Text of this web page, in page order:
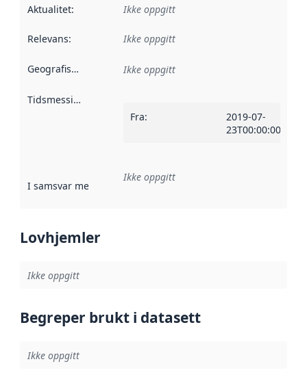
Aktualitet: Ikke oppgitt
Relevans: Ikke oppgitt
Geografisk avgrensning :
Ikke oppgitt
Tidsmessig avgrensning
Fra:
2019-07-
23T00:00:00Z
I samsvar med Referanse til en implementasjonsregel
Ikke oppgitt
Lovhjemler
Ikke oppgitt
Begreper brukt i datasett
Ikke oppgitt